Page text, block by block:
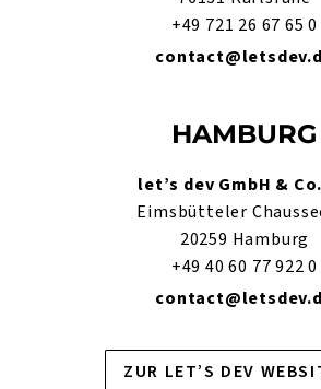
+49 721 26 67 65 0
HAMBURG
let’s dev GmbH &
Eimsbütteler
20259 Hamburg
+49 40 60 77 922 0
ZUR LET’S DEV